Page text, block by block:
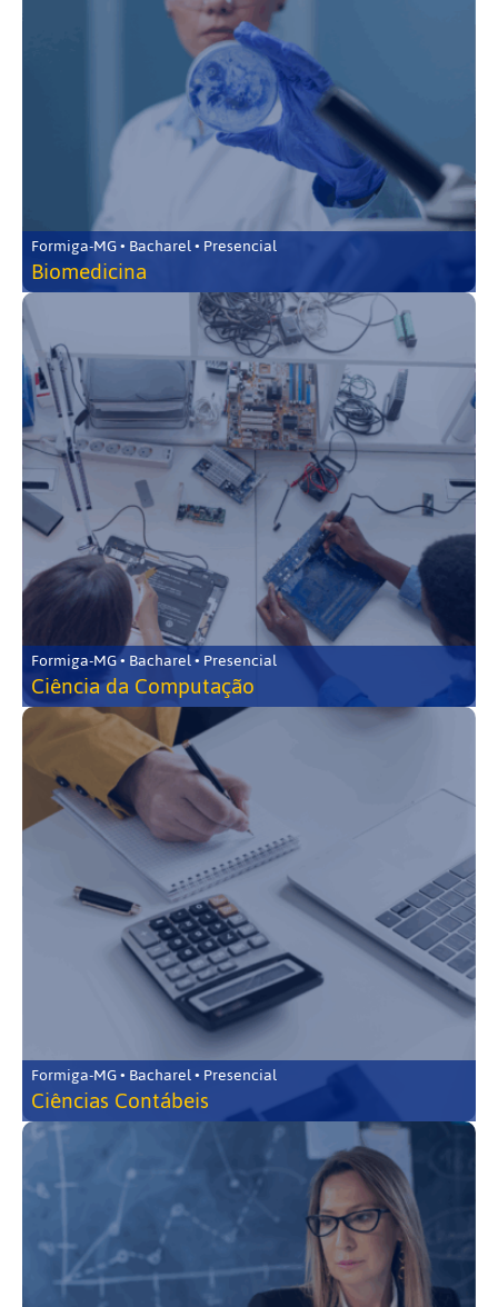
Formiga-MG • Bacharel • Presencial
Biomedicina
Formiga-MG • Bacharel • Presencial
Ciência da Computação
Formiga-MG • Bacharel • Presencial
Ciências Contábeis